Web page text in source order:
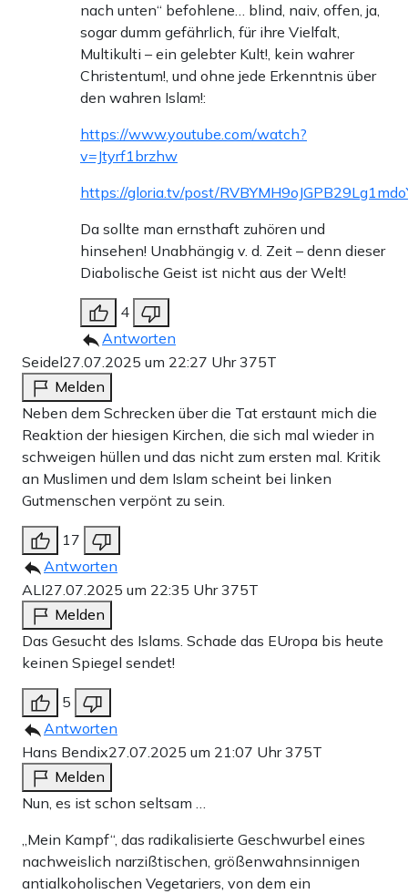
nach unten“ befohlene… blind, naiv, offen, ja,
sogar dumm gefährlich, für ihre Vielfalt,
Multikulti – ein gelebter Kult!, kein wahrer
Christentum!, und ohne jede Erkenntnis über
den wahren Islam!:
https://www.youtube.com/watch?
v=Jtyrf1brzhw
https://gloria.tv/post/
Da sollte man ernsthaft zuhören und
hinsehen! Unabhängig v. d. Zeit – denn dieser
Diabolische Geist ist nicht aus der Welt!
4
Antworten
Seidel27.07.2025 um 22:27 Uhr375T
Melden
Neben dem Schrecken über die Tat erstaunt mich die
Reaktion der hiesigen Kirchen, die sich mal wieder in
schweigen hüllen und das nicht zum ersten mal. Kritik
an Muslimen und dem Islam scheint bei linken
Gutmenschen verpönt zu sein.
17
Antworten
ALI27.07.2025 um 22:35 Uhr375T
Melden
Das Gesucht des Islams. Schade das EUropa bis heute
keinen Spiegel sendet!
5
Antworten
Hans Bendix27.07.2025 um 21:07 Uhr375T
Melden
Nun, es ist schon seltsam …
„Mein Kampf“, das radikalisierte Geschwurbel eines
nachweislich narzißtischen, größenwahnsinnigen
antialkoholischen Vegetariers, von dem ein